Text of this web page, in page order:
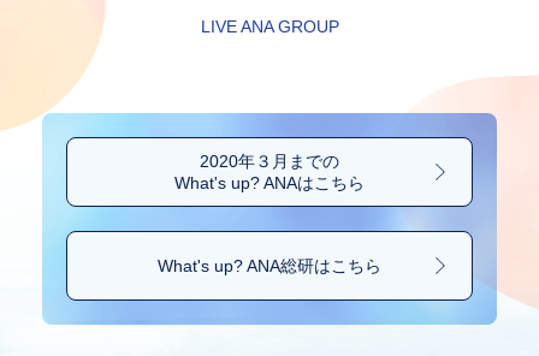
LIVE ANA GROUP
2020年３月までの
What's up? ANAはこちら
What's up? ANA総研はこちら